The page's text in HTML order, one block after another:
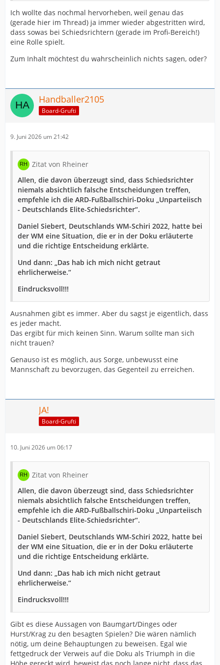
Ich wollte das nochmal hervorheben, weil genau das
(gerade hier im Thread) ja immer wieder abgestritten wird,
dass sowas bei Schiedsrichtern (gerade im Profi-Bereich!)
eine Rolle spielt.
Zum Inhalt möchtest du wahrscheinlich nichts sagen, oder?
Handballer2105
Board-Grufti
9. Juni 2026 um 21:42
Zitat von Rheiner
Allen, die davon überzeugt sind, dass Schiedsrichter
niemals absichtlich falsche Entscheidungen treffen,
empfehle ich die ARD-Fußballschiri-Doku „Unparteiisch
- Deutschlands Elite-Schiedsrichter“.
Daniel Siebert, Deutschlands WM-Schiri 2022, hatte bei
der WM eine Situation, die er in der Doku erläuterte
und die richtige Entscheidung erklärte.
Und dann: „Das hab ich mich nicht getraut
ehrlicherweise.“
Eindrucksvoll!!!
Ausnahmen gibt es immer. Aber du sagst je eigentlich, dass
es jeder macht.
Das ergibt für mich keinen Sinn. Warum sollte man sich
nicht trauen?
Genauso ist es möglich, aus Sorge, unbewusst eine
Mannschaft zu bevorzugen, das Gegenteil zu erreichen.
JA!
Board-Grufti
10. Juni 2026 um 06:17
Zitat von Rheiner
Allen, die davon überzeugt sind, dass Schiedsrichter
niemals absichtlich falsche Entscheidungen treffen,
empfehle ich die ARD-Fußballschiri-Doku „Unparteiisch
- Deutschlands Elite-Schiedsrichter“.
Daniel Siebert, Deutschlands WM-Schiri 2022, hatte bei
der WM eine Situation, die er in der Doku erläuterte
und die richtige Entscheidung erklärte.
Und dann: „Das hab ich mich nicht getraut
ehrlicherweise.“
Eindrucksvoll!!!
Gibt es diese Aussagen von Baumgart/Dinges oder
Hurst/Krag zu den besagten Spielen? Die wären nämlich
nötig, um deine Behauptungen zu beweisen. Egal wie
fettgedruck der Verweis auf die Doku als Triumph in die